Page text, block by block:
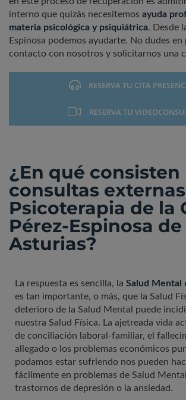
interno que quizás necesitemos ayuda
materia psicológica y psiquiátrica. Desde
Espinosa podemos ayudarte. No dudes en
contacto con nosotros y solicitarnos una
RESERVA TU CITA
RESERVA TU
¿En qué consisten
consultas
Psicoterapia de la
Pérez-Espinosa de
Asturias?
La respuesta es sencilla, la Salud Mental
es tan importante, o más, que la Salud
deterioro de la Salud Mental puede
nuestra Salud Física. La ajetreada vida
de conciliación laboral-familiar, el
allegado o los problemas económicos
podamos estar sufriendo nos pueden
fácilmente en problemas de Salud
trastornos de depresión o la ansiedad.